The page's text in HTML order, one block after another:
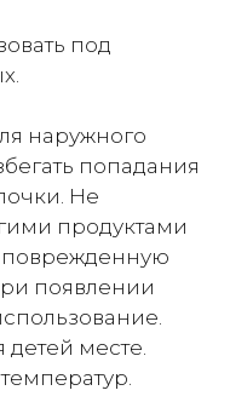
под
наружного
попадания
Не
продуктами
поврежденную
появлении
детей месте.